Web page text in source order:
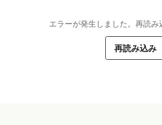
エラーが発生しました。再読
再読み込み